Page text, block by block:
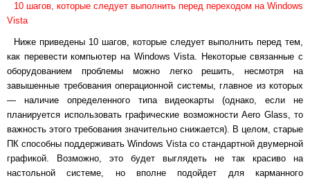
10 шагов, которые следует выполнить перед переходом на Windows
Vista
Ниже приведены 10 шагов, которые следует выполнить перед тем,
как перевести компьютер на Windows Vista. Некоторые связанные с
оборудованием проблемы можно легко решить, несмотря на
завышенные требования операционной системы, главное из которых
— наличие определенного типа видеокарты (однако, если не
планируется использовать графические возможности Aero Glass, то
важность этого требования значительно снижается). В целом, старые
ПК способны поддерживать Windows Vistaсо стандартной двумерной
графикой. Возможно, это будет выглядеть не так красиво на
настольной системе, но вполне подойдет для карманного